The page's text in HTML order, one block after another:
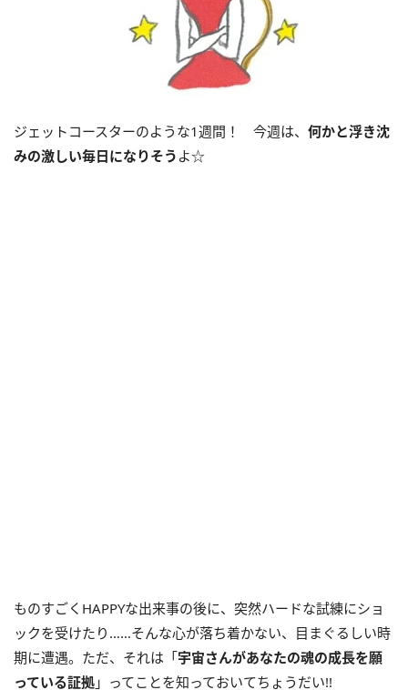
ジェットコースターのような1週間！ 今週は、 何かと浮き沈
みの激しい毎日になりそう よ☆
ものすごく HAPPYな出来事の後に、突然ハードな試練にショ
ックを受けたり……そんな心が落ち着かない、目まぐるしい時
期に遭遇。ただ、それは「宇宙さんがあなたの魂の成長を願
っている証拠 」ってことを知っておいてちょうだい!!